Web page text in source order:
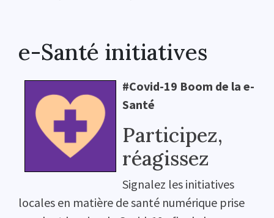
e-Santé initiatives
#Covid-19 Boom de la e-
Santé
Participez,
réagissez
Signalez les initiatives
locales en matière de santé numérique prise